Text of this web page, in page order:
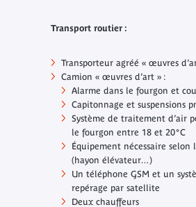
Transport routier :
Transporteur agréé « œuvres
Camion « œuvres d’art » :
Alarme dans le fourgon et
Capitonnage et suspensions
Système de traitement d’air
le fourgon entre 18 et 20°C
Équipement nécessaire selon
(hayon élévateur…)
Un téléphone GSM et un
repérage par satellite
Deux chauffeurs